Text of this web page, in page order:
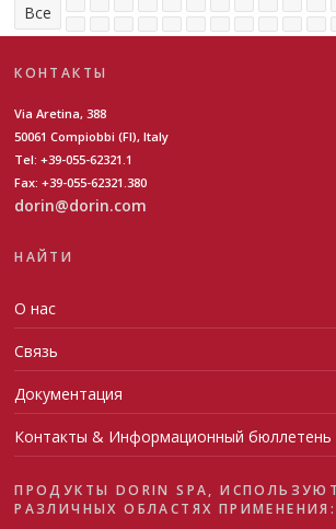
Все
КОНТАКТЫ
Via Aretina, 388
50061 Compiobbi (FI), Italy
Tel: +39-055-62321.1
Fax: +39-055-62321.380
dorin@dorin.com
НАЙТИ
О нас
Связь
Документация
Контакты & Информационный бюллетень
ПРОДУКТЫ DORIN SPA,
РАЗЛИЧНЫХ ОБЛАСТЯХ ПРИМЕНЕНИЯ: